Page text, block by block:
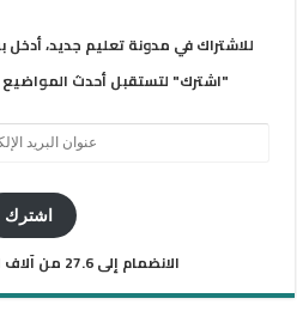
للاشتراك في مدونة تعليم جديد، أدخل
"اشترك" لتستقبل أحدث المواضيع
اشترك
الانضمام إلى 27.6 من آلاف المشتركين الآخرين